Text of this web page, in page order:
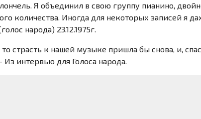
Я объединил в свою группу пианино,
количества. Иногда для некоторых записей я
народа) 23.12.1975г.
страсть к нашей музыке пришла бы снова, и,
интервью для Голоса народа.